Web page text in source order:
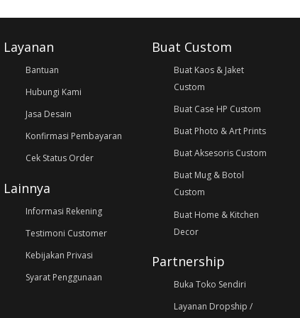
Layanan
Bantuan
Hubungi Kami
Jasa Desain
Konfirmasi Pembayaran
Cek Status Order
Lainnya
Informasi Rekening
Testimoni Customer
Kebijakan Privasi
Syarat Penggunaan
Buat Custom
Buat Kaos & Jaket
Custom
Buat Case HP Custom
Buat Photo & Art Prints
Buat Aksesoris Custom
Buat Mug & Botol
Custom
Buat Home & Kitchen
Decor
Partnership
Buka Toko Sendiri
Layanan Dropship /